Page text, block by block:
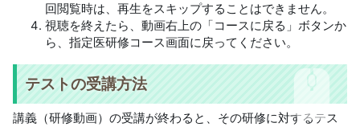
回閲覧時は、再生をスキップすることはできません。
視聴を終えたら、動画右上の「コースに戻る」ボタンか
ら、指定医研修コース画面に戻ってください。
テストの受講方法
講義（研修動画）の受講が終わると、その研修に対するテス